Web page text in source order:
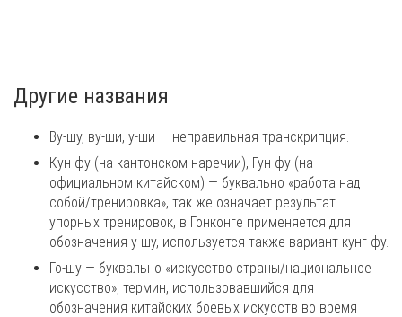
Другие названия
Ву-шу, ву-ши, у-ши — неправильная транскрипция.
Кун-фу (на кантонском наречии), Гун-фу (на
официальном китайском) — буквально «работа над
собой/тренировка», так же означает результат
упорных тренировок, в Гонконге применяется для
обозначения у-шу, используется также вариант кунг-фу.
Го-шу — буквально «искусство страны/национальное
искусство»; термин, использовавшийся для
обозначения китайских боевых искусств во время